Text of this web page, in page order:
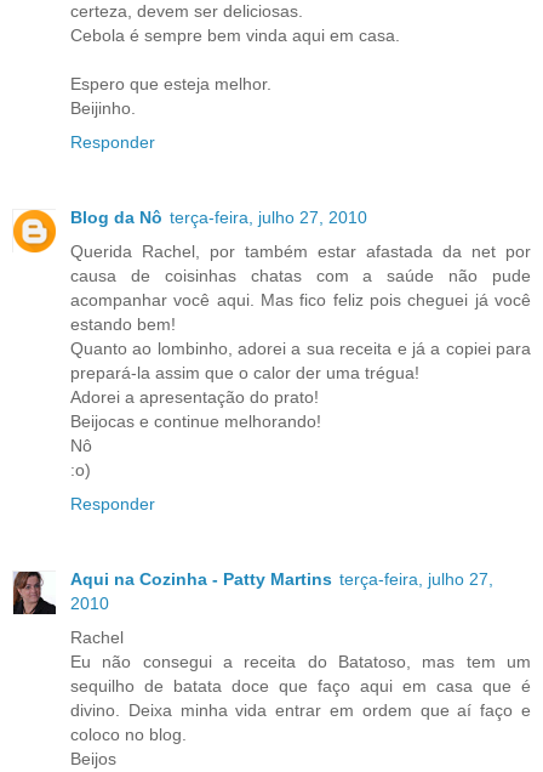
certeza, devem ser deliciosas.
Cebola é sempre bem vinda aqui em casa.
Espero que esteja melhor.
Beijinho.
Responder
Blog da Nô terça-feira, julho 27, 2010
Querida Rachel, por também estar afastada da net por
causa de coisinhas chatas com a saúde não pude
acompanhar você aqui. Mas fico feliz pois cheguei já você
estando bem!
Quanto ao lombinho, adorei a sua receita e já a copiei para
prepará-la assim que o calor der uma trégua!
Adorei a apresentação do prato!
Beijocas e continue melhorando!
Nô
:o)
Responder
Aqui na Cozinha - Patty Martins terça-feira, julho 27,
2010
Rachel
Eu não consegui a receita do Batatoso, mas tem um
sequilho de batata doce que faço aqui em casa que é
divino. Deixa minha vida entrar em ordem que aí faço e
coloco no blog.
Beijos